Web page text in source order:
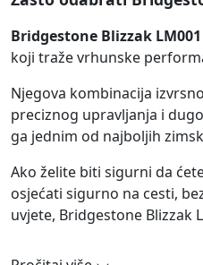
Bridgestone Blizzak LM001
koji traže vrhunske
Njegova kombinacija
preciznog upravljanja i
ga jednim od najboljih
Ako želite biti sigurni da
osjećati sigurno na cesti,
uvjete, Bridgestone Blizzak